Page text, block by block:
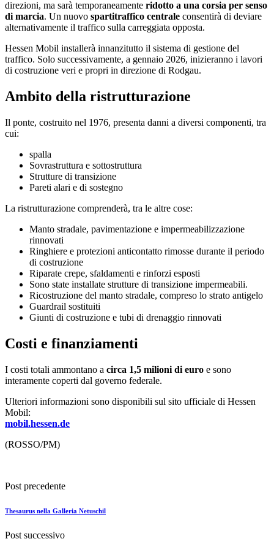
direzioni, ma sarà temporaneamente ridotto a una corsia per senso
di marcia. Un nuovo spartitraffico centrale consentirà di deviare
alternativamente il traffico sulla carreggiata opposta.
Hessen Mobil installerà innanzitutto il sistema di gestione del
traffico. Solo successivamente, a gennaio 2026, inizieranno i lavori
di costruzione veri e propri in direzione di Rodgau.
Ambito della ristrutturazione
Il ponte, costruito nel 1976, presenta danni a diversi componenti, tra
cui:
spalla
Sovrastruttura e sottostruttura
Strutture di transizione
Pareti alari e di sostegno
La ristrutturazione comprenderà, tra le altre cose:
Manto stradale, pavimentazione e impermeabilizzazione
rinnovati
Ringhiere e protezioni anticontatto rimosse durante il periodo
di costruzione
Riparate crepe, sfaldamenti e rinforzi esposti
Sono state installate strutture di transizione impermeabili.
Ricostruzione del manto stradale, compreso lo strato antigelo
Guardrail sostituiti
Giunti di costruzione e tubi di drenaggio rinnovati
Costi e finanziamenti
I costi totali ammontano a circa 1,5 milioni di euro e sono
interamente coperti dal governo federale.
Ulteriori informazioni sono disponibili sul sito ufficiale di Hessen
Mobil:
mobil.hessen.de
(ROSSO/PM)
Post precedente
Thesaurus nella Galleria Netuschil
Post successivo